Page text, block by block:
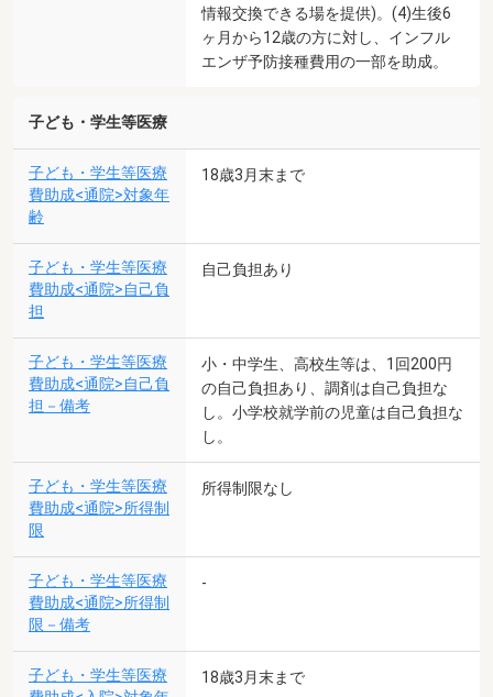
情報交換できる場を提供)。(4)生後6
ヶ月から12歳の方に対し、インフル
エンザ予防接種費用の一部を助成。
子ども・学生等医療
子ども・学生等医療
費助成<通院>対象年
齢
18歳3月末まで
子ども・学生等医療
費助成<通院>自己負
担
自己負担あり
子ども・学生等医療
費助成<通院>自己負
担－備考
小・中学生、高校生等は、1回200円
の自己負担あり、調剤は自己負担な
し。小学校就学前の児童は自己負担な
し。
子ども・学生等医療
費助成<通院>所得制
限
所得制限なし
子ども・学生等医療
費助成<通院>所得制
限－備考
-
子ども・学生等医療
18歳3月末まで